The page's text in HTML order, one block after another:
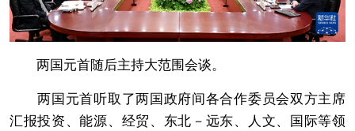
两国元首随后主持大范围会谈。
两国元首听取了两国政府间各合作委员会双方主席
汇报投资、能源、经贸、东北－远东、人文、国际等领